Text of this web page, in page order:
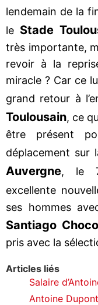
lendemain de la
le Stade
très importante,
revoir à la
miracle ? Car ce
grand retour à
Toulousain, ce
être présent
déplacement sur
Auvergne, le 7
excellente
ses hommes
Santiago
pris avec la
Articles liés
Salaire
Antoine